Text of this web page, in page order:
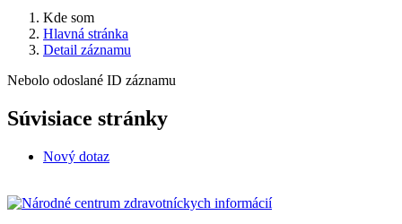
Kde som
Hlavná stránka
Detail záznamu
Nebolo odoslané ID záznamu
Súvisiace stránky
Nový dotaz